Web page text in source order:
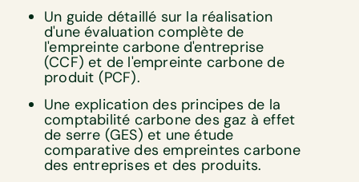
Un guide détaillé sur la réalisation
d'une évaluation complète de
l'empreinte carbone d'entreprise
(CCF) et de l'empreinte carbone de
produit (PCF).
Une explication des principes de la
comptabilité carbone des gaz à effet
de serre (GES) et une étude
comparative des empreintes carbone
des entreprises et des produits.